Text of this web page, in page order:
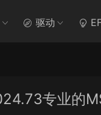
驱动
专业的